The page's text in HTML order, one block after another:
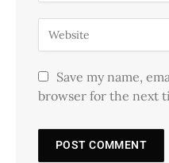
Save my name,
browser for the next